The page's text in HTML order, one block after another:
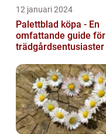
12 januari 2024
Palettblad köpa - En
omfattande guide för
trädgårdsentusiaster